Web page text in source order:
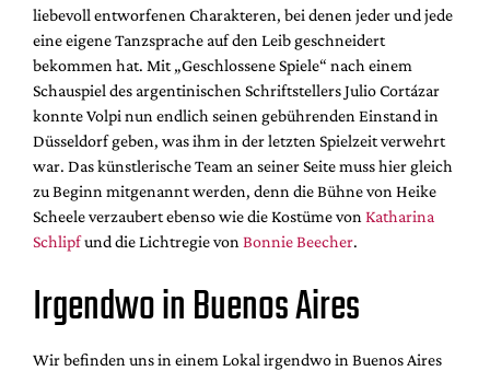
Service
Shop / Abo
Newsletter
Redaktion
Autor:innen
Partner
Mediadaten
liebevoll entworfenen Charakteren, bei denen jeder und jede
eine eigene Tanzsprache auf den Leib geschneidert
bekommen hat. Mit „Geschlossene Spiele“ nach einem
Schauspiel des argentinischen Schriftstellers Julio Cortázar
konnte Volpi nun endlich seinen gebührenden Einstand in
Düsseldorf geben, was ihm in der letzten Spielzeit verwehrt
war. Das künstlerische Team an seiner Seite muss hier gleich
zu Beginn mitgenannt werden, denn die Bühne von Heike
Scheele verzaubert ebenso wie die Kostüme von Katharina
Schlipfund die Lichtregie von Bonnie Beecher.
Irgendwo in Buenos Aires
Wir befinden uns in einem Lokal irgendwo in Buenos Aires